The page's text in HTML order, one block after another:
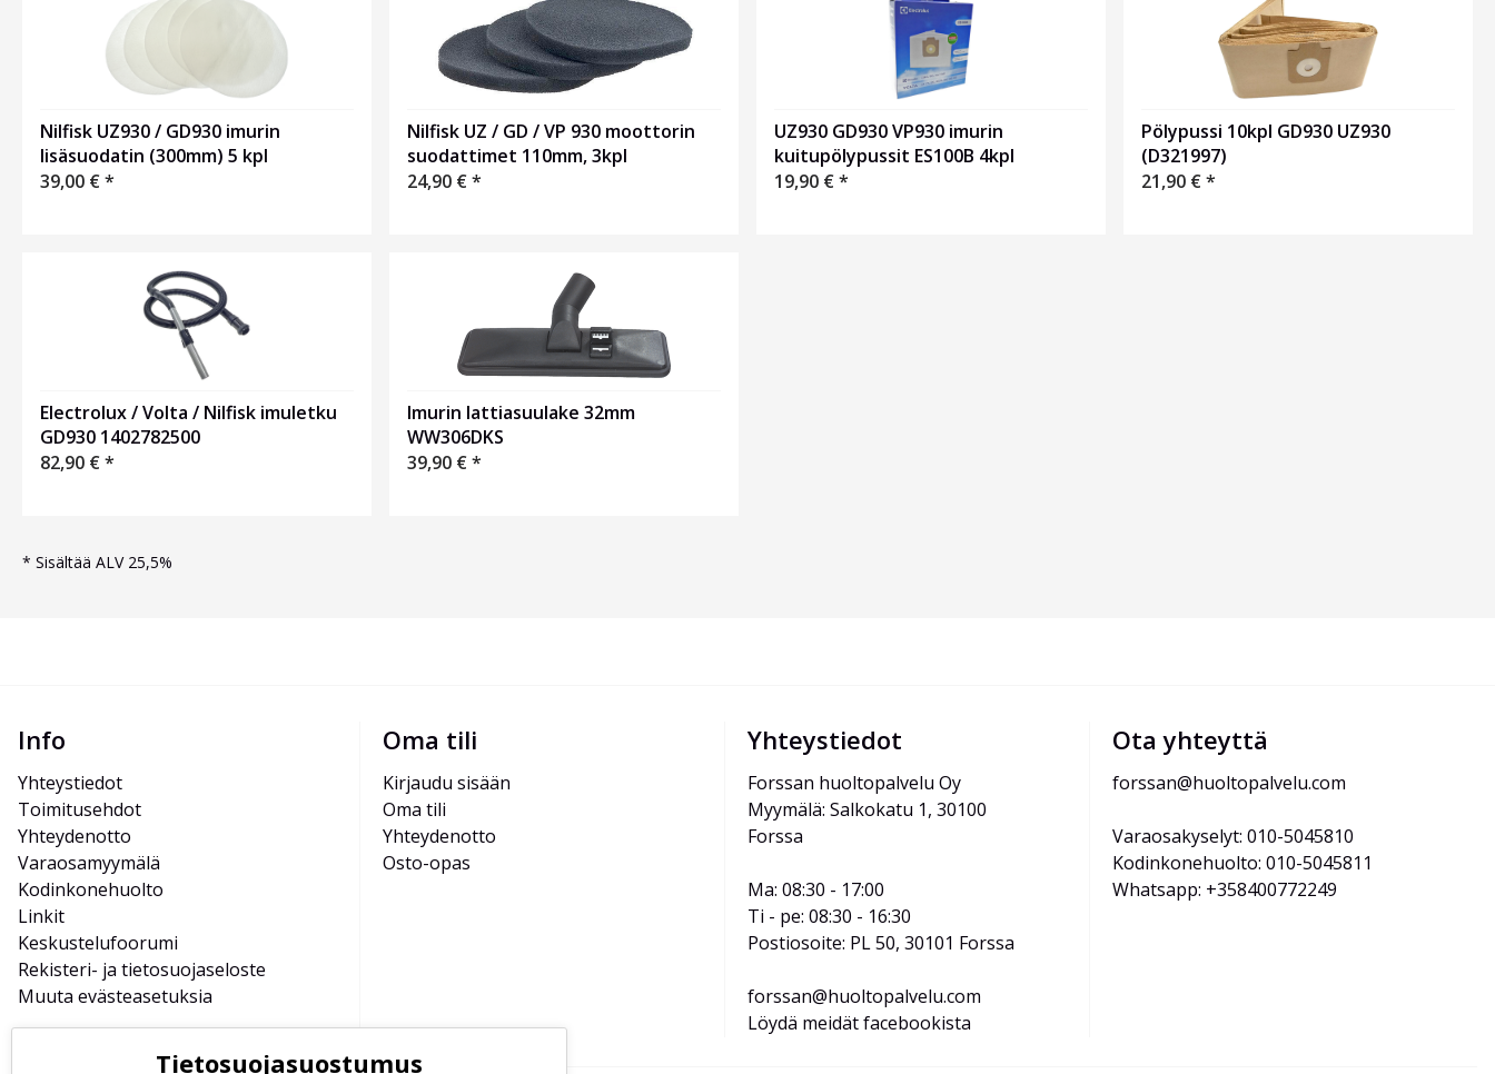
Nilfisk UZ930 / GD930 imurin
lisäsuodatin (300mm) 5 kpl
39,00 €*
Nilfisk UZ / GD / VP 930 moottorin
suodattimet 110mm, 3kpl
24,90 €*
UZ930 GD930 VP930 imurin
kuitupölypussit ES100B 4kpl
19,90 €*
Pölypussi 10kpl GD930 UZ930
(D321997)
21,90 €*
Electrolux / Volta / Nilfisk imuletku
GD930 1402782500
82,90 €*
Imurin lattiasuulake 32mm
WW306DKS
39,90 €*
* Sisältää ALV 25,5%
Info
Yhteystiedot
Toimitusehdot
Yhteydenotto
Varaosamyymälä
Kodinkonehuolto
Linkit
Keskustelufoorumi
Rekisteri- ja tietosuojaseloste
Muuta evästeasetuksia
Oma tili
Kirjaudu sisään
Oma tili
Yhteydenotto
Osto-opas
Yhteystiedot
Forssan huoltopalvelu Oy
Myymälä: Salkokatu 1, 30100
Forssa
Ma: 08:30 - 17:00
Ti - pe: 08:30 - 16:30
Postiosoite: PL 50, 30101 Forssa
forssan@huoltopalvelu.com
Löydä meidät facebookista
Ota yhteyttä
forssan@huoltopalvelu.com
Varaosakyselyt: 010-5045810
Kodinkonehuolto: 010-5045811
Whatsapp: +358400772249
Tietosuojasuostumus